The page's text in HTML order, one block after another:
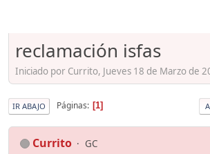
reclamación isfas
Iniciado por Currito, Jueves 18 de Marzo de
IR ABAJO Páginas 1
Currito GC